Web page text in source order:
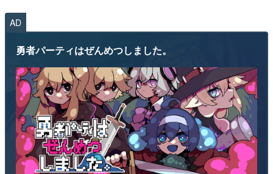
AD
勇者パーティはぜんめつしました。